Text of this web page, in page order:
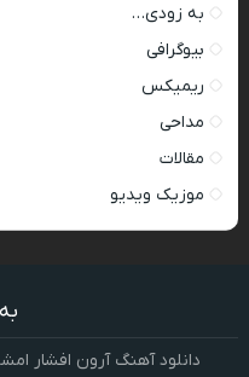
به زودی…
بیوگرافی
ریمیکس
مداحی
مقالات
موزیک ویدیو
دانلود آهنگ آرون افشار